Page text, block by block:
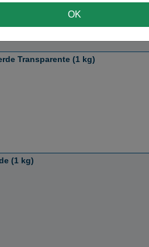
Transparente (1 kg)
(1 kg)
OK